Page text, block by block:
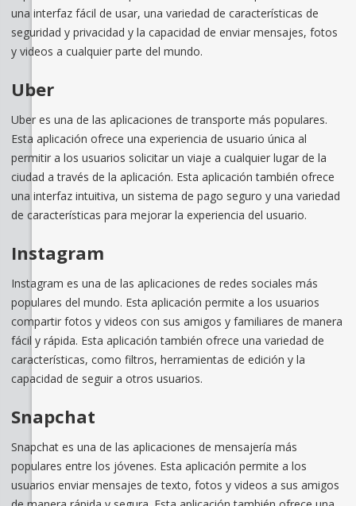
una interfaz fácil de usar, una variedad de características de
seguridad y privacidad y la capacidad de enviar mensajes, fotos
y videos a cualquier parte del mundo.
Uber
Uber es una de las aplicaciones de transporte más populares.
Esta aplicación ofrece una experiencia de usuario única al
permitir a los usuarios solicitar un viaje a cualquier lugar de la
ciudad a través de la aplicación. Esta aplicación también ofrece
una interfaz intuitiva, un sistema de pago seguro y una variedad
de características para mejorar la experiencia del usuario.
Instagram
Instagram es una de las aplicaciones de redes sociales más
populares del mundo. Esta aplicación permite a los usuarios
compartir fotos y videos con sus amigos y familiares de manera
fácil y rápida. Esta aplicación también ofrece una variedad de
características, como filtros, herramientas de edición y la
capacidad de seguir a otros usuarios.
Snapchat
Snapchat es una de las aplicaciones de mensajería más
populares entre los jóvenes. Esta aplicación permite a los
usuarios enviar mensajes de texto, fotos y videos a sus amigos